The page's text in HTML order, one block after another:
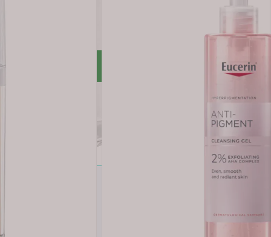
Legg i handlekurv